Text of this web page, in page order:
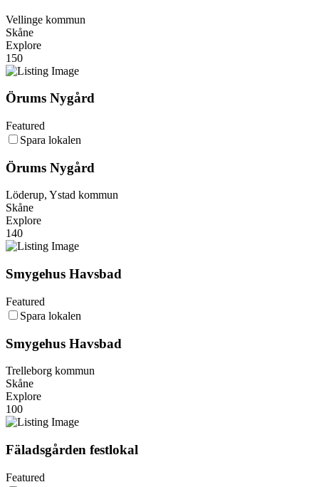
Vellinge kommun
Skåne
Explore
150
Örums Nygård
Featured
Spara lokalen
Örums Nygård
Löderup, Ystad kommun
Skåne
Explore
140
Smygehus Havsbad
Featured
Spara lokalen
Smygehus Havsbad
Trelleborg kommun
Skåne
Explore
100
Fäladsgården festlokal
Featured